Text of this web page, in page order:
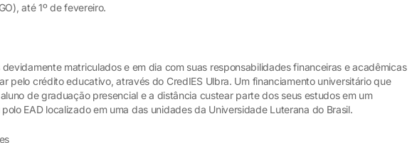
até 1º de fevereiro.
devidamente matriculados e em dia com suas responsabilidades financeiras e acadêmicas
pelo crédito educativo, através do CredIES Ulbra. Um financiamento universitário que
de graduação presencial e a distância custear parte dos seus estudos em um
EAD localizado em uma das unidades da Universidade Luterana do Brasil.